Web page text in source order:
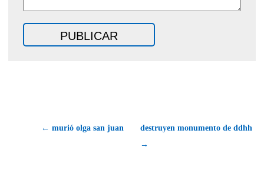
← murió olga san juan
destruyen monumento de ddhh
→